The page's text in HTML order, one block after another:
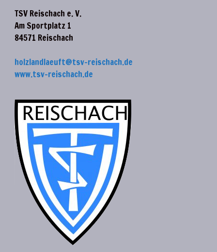
TSV Reischach e. V.
Am Sportplatz 1
84571 Reischach
holzlandlaeuft@tsv-reischach.de
www.tsv-reischach.de